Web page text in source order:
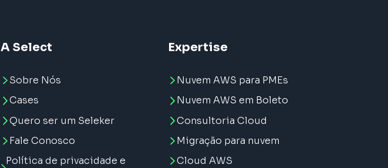
A Select
Sobre Nós
Cases
Quero ser um Seleker
Fale Conosco
Política de privacidade e
Expertise
Nuvem AWS para PMEs
Nuvem AWS em Boleto
Consultoria Cloud
Migração para nuvem
Cloud AWS